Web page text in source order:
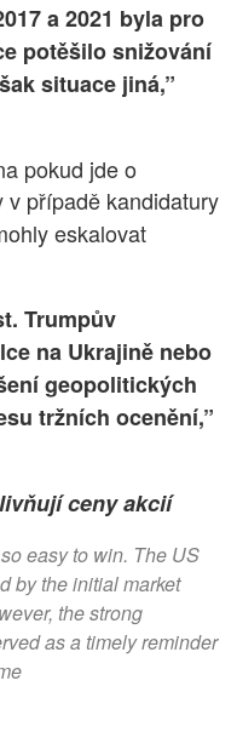
a 2021 byla pro
potěšilo snižování
situace jiná,”
pokud jde o
v případě kandidatury
eskalovat
Trumpův
na Ukrajině nebo
geopolitických
tržních ocenění,”
ceny akcií
easy to win. The US
by the initial market
the strong
as a timely reminder